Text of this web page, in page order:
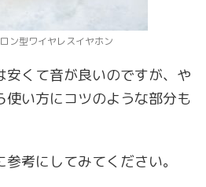
ン型ワイヤレスイヤホン
安くて音が良いのですが、や
い方にコツのような部分も
考にしてみてください。